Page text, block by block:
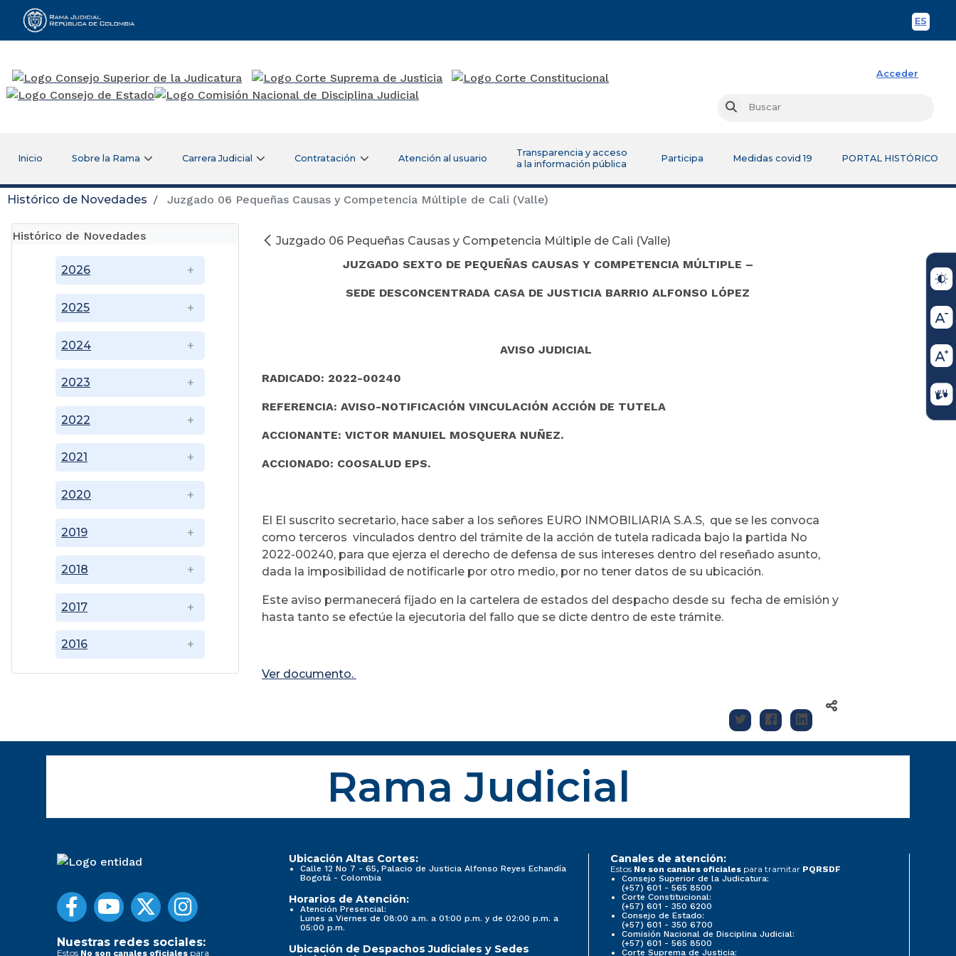
ES
Rama Judicial
Acceder
Buscar
Inicio Sobre la Rama Carrera Judicial Contratación Atención al usuario
Transparencia y acceso
a la información pública
Participa Medidas covid 19 PORTAL HISTÓRICO
Histórico de Novedades Juzgado 06 Pequeñas Causas y Competencia Múltiple de Cali (Valle)
Histórico de Novedades
2016
2017
2018
2019
2020
2021
2022
2023
2024
2025
2026
Juzgado 06 Pequeñas Causas y Competencia Múltiple de Cali (Valle)
JUZGADO SEXTO DE PEQUEÑAS CAUSAS Y COMPETENCIA MÚLTIPLE –
SEDE DESCONCENTRADA CASA DE JUSTICIA BARRIO ALFONSO LÓPEZ
AVISO JUDICIAL
RADICADO: 2022-00240
REFERENCIA: AVISO-NOTIFICACIÓN VINCULACIÓN ACCIÓN DE TUTELA
ACCIONANTE: VICTOR MANUIEL MOSQUERA NUÑEZ.
ACCIONADO: COOSALUD EPS.
El El suscrito secretario, hace saber a los señores EURO INMOBILIARIA S.A.S, que se les convoca
como terceros vinculados dentro del trámite de la acción de tutela radicada bajo la partida No
2022-00240, para que ejerza el derecho de defensa de sus intereses dentro del reseñado asunto,
dada la imposibilidad de notificarle por otro medio, por no tener datos de su ubicación.
Este aviso permanecerá fijado en la cartelera de estados del despacho desde su fecha de emisión y
hasta tanto se efectúe la ejecutoria del fallo que se dicte dentro de este trámite.
Ver documento.
Rama Judicial
Nuestras redes sociales:
Estos No son canales oficiales para
Ubicación Altas Cortes:
Calle 12 No 7 - 65, Palacio de Justicia Alfonso Reyes Echandía
Bogotá - Colombia
Horarios de Atención:
Atención Presencial:
Lunes a Viernes de 08:00 a.m. a 01:00 p.m. y de 02:00 p.m. a
05:00 p.m.
Ubicación de Despachos Judiciales y Sedes
Canales de atención:
Estos No son canales oficiales para tramitar PQRSDF
Consejo Superior de la Judicatura:
(+57) 601 - 565 8500
Corte Constitucional:
(+57) 601 - 350 6200
Consejo de Estado:
(+57) 601 - 350 6700
Comisión Nacional de Disciplina Judicial:
(+57) 601 - 565 8500
Corte Suprema de Justicia: